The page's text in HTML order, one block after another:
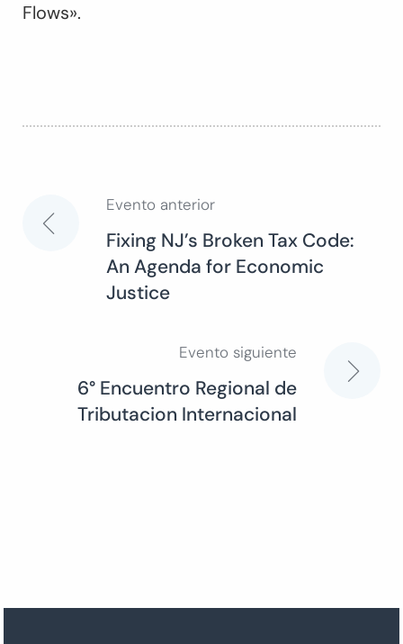
Flows».
Navegación
Evento anterior
Fixing NJ’s Broken Tax Code:
An Agenda for Economic
Justice
Evento siguiente
6° Encuentro Regional de
Tributacion Internacional